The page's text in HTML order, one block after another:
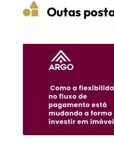
 Outas